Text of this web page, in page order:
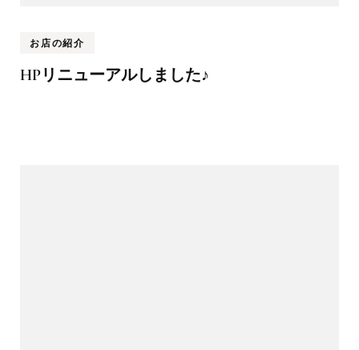
お店の紹介
HPリニューアルしました♪